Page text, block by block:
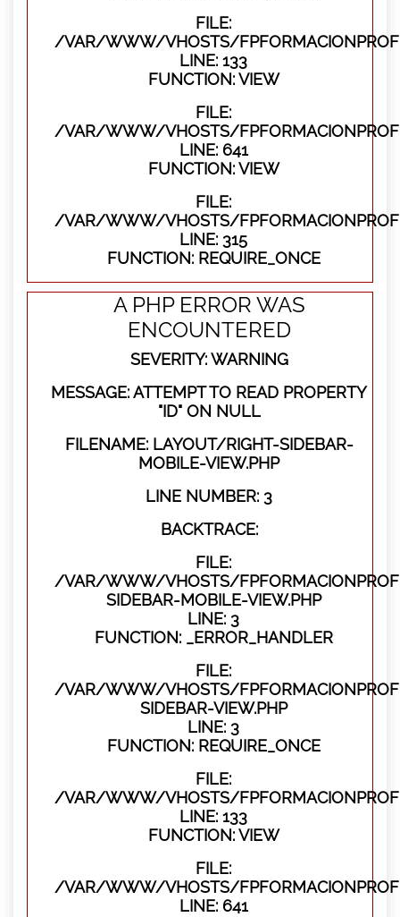
FILE:
/VAR/WWW/VHOSTS/
LINE: 133
FUNCTION: VIEW
FILE:
/VAR/WWW/VHOSTS/
LINE: 641
FUNCTION: VIEW
FILE:
/VAR/WWW/VHOSTS/
LINE: 315
FUNCTION: REQUIRE_ONCE
A PHP ERROR WAS
ENCOUNTERED
SEVERITY: WARNING
MESSAGE: ATTEMPT TO READ PROPERTY
"ID" ON NULL
FILENAME: LAYOUT/RIGHT-SIDEBAR-
MOBILE-VIEW.PHP
LINE NUMBER: 3
BACKTRACE:
FILE:
/VAR/WWW/VHOSTS/
SIDEBAR-MOBILE-VIEW.PHP
LINE: 3
FUNCTION: _ERROR_HANDLER
FILE:
/VAR/WWW/VHOSTS/
SIDEBAR-VIEW.PHP
LINE: 3
FUNCTION: REQUIRE_ONCE
FILE:
/VAR/WWW/VHOSTS/
LINE: 133
FUNCTION: VIEW
FILE:
/VAR/WWW/VHOSTS/
LINE: 641